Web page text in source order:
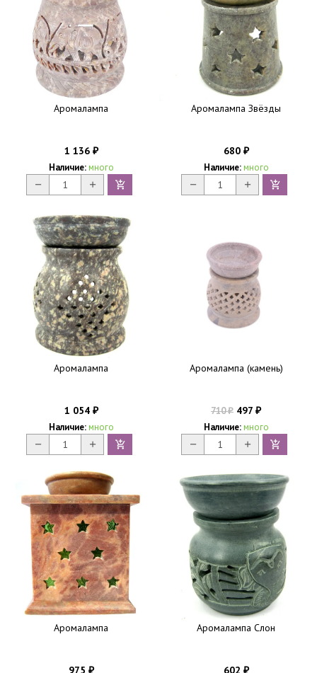
Аромалампа
1 136 ₽
Наличие: много
Аромалампа Звёзды
680 ₽
Наличие: много
Аромалампа
1 054 ₽
Наличие: много
Аромалампа (камень)
710₽ 497 ₽
Наличие: много
Аромалампа
975 ₽
Аромалампа Слон
602 ₽